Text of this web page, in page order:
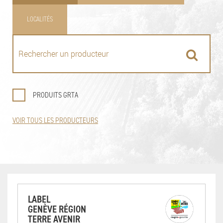
LOCALITÉS
PRODUITS GRTA
VOIR TOUS LES PRODUCTEURS
LABEL
GENÈVE RÉGION
TERRE AVENIR